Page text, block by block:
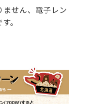
せん、電子レン
。